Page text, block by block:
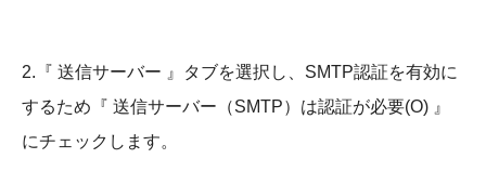
2.『 送信サーバー 』タブを選択し、SMTP認証を有効に
するため『 送信サーバー（SMTP）は認証が必要(O) 』
にチェックします。